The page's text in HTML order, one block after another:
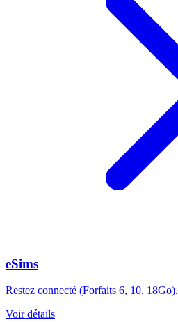
eSims
Restez connecté (Forfaits 6, 10, 18Go).
Voir détails